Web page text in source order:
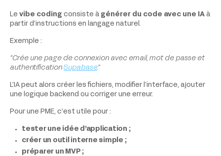
Le vibe coding consiste à générer du code avec une IA à
partir d’instructions en langage naturel.
Exemple :
“Crée une page de connexion avec email, mot de passe et
authentification Supabase.”
L’IA peut alors créer les fichiers, modifier l’interface, ajouter
une logique backend ou corriger une erreur.
Pour une PME, c’est utile pour :
tester une idée d’application ;
créer un outil interne simple ;
préparer un MVP ;